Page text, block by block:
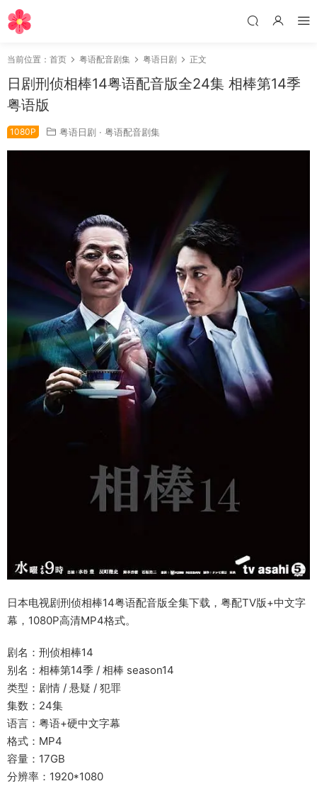
当前位置： 首页 粤语配音剧集 粤语日剧 正文
日剧刑侦相棒14粤语配音版全24集 相棒第14季
粤语版
1080P 粤语日剧 · 粤语配音剧集
日本电视剧刑侦相棒14粤语配音版全集下载，粤配TV版+中文字
幕，1080P高清MP4格式。
剧名：刑侦相棒14
别名：相棒第14季 / 相棒 season14
类型：剧情 / 悬疑 / 犯罪
集数：24集
语言：粤语+硬中文字幕
格式：MP4
容量：17GB
分辨率：1920*1080